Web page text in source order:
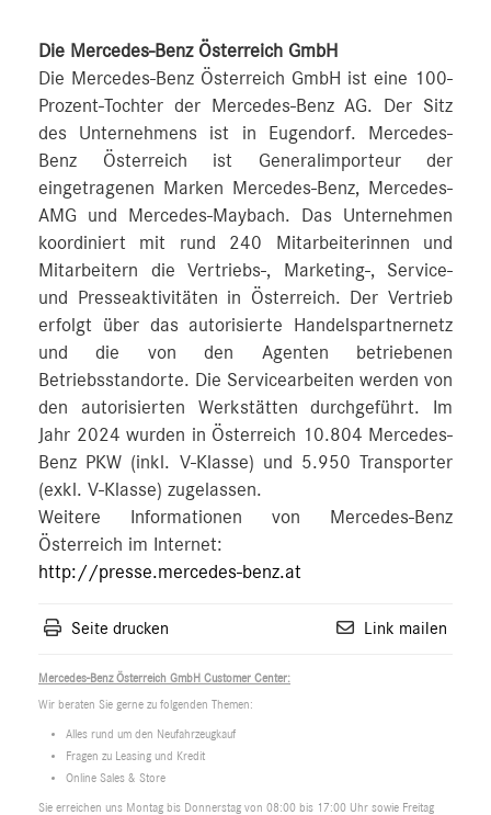
Die Mercedes-Benz Österreich GmbH
Die Mercedes-Benz Österreich GmbH ist eine 100-
Prozent-Tochter der Mercedes-Benz AG. Der Sitz
des Unternehmens ist in Eugendorf. Mercedes-
Benz Österreich ist Generalimporteur der
eingetragenen Marken Mercedes-Benz, Mercedes-
AMG und Mercedes-Maybach. Das Unternehmen
koordiniert mit rund 240 Mitarbeiterinnen und
Mitarbeitern die Vertriebs-, Marketing-, Service-
und Presseaktivitäten in Österreich. Der Vertrieb
erfolgt über das autorisierte Handelspartnernetz
und die von den Agenten betriebenen
Betriebsstandorte. Die Servicearbeiten werden von
den autorisierten Werkstätten durchgeführt. Im
Jahr 2024 wurden in Österreich 10.804 Mercedes-
Benz PKW (inkl. V-Klasse) und 5.950 Transporter
(exkl. V-Klasse) zugelassen.
Weitere Informationen von Mercedes-Benz
Österreich im Internet:
http://presse.mercedes-benz.at
Seite drucken Link mailen
Mercedes-Benz Österreich GmbH Customer Center:
Wir beraten Sie gerne zu folgenden Themen:
Alles rund um den Neufahrzeugkauf
Fragen zu Leasing und Kredit
Online Sales & Store
Sie erreichen uns Montag bis Donnerstag von 08:00 bis 17:00 Uhr sowie Freitag